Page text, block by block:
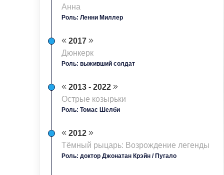
Анна
Роль: Ленни Миллер
2017
Дюнкерк
Роль: выживший солдат
2013 - 2022
Острые козырьки
Роль: Томас Шелби
2012
Тёмный рыцарь: Возрождение легенды
Роль: доктор Джонатан Крэйн / Пугало